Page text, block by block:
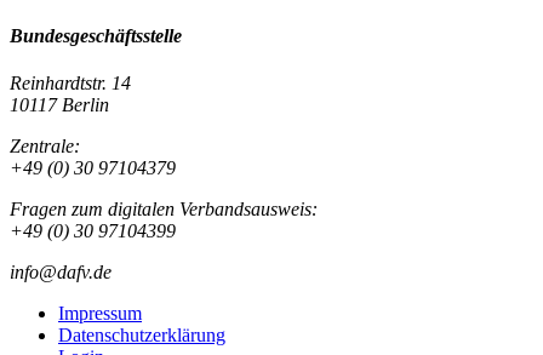
Bundesgeschäftsstelle
Reinhardtstr. 14
10117 Berlin
Zentrale:
+49 (0) 30 97104379
Fragen zum digitalen Verbandsausweis:
+49 (0) 30 97104399
info@dafv.de
Impressum
Datenschutzerklärung